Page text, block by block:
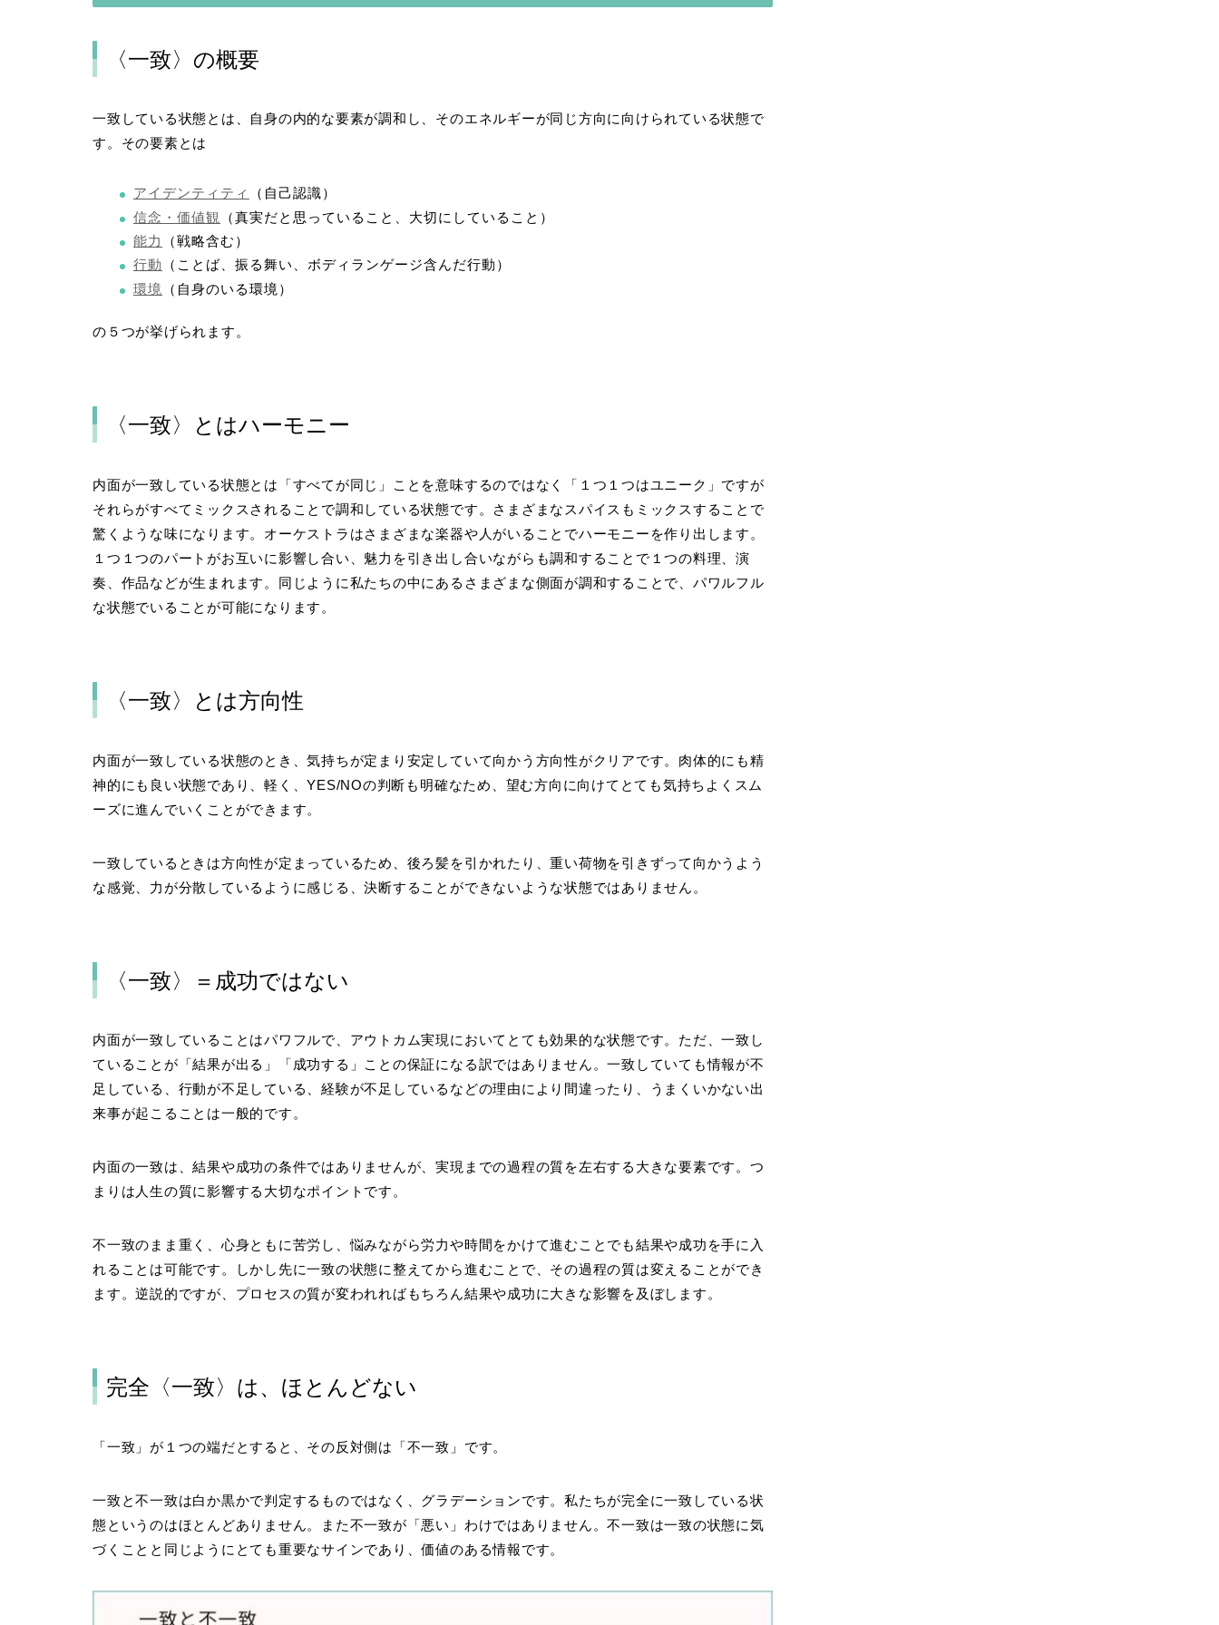
〈一致〉の概要
一致している状態とは、自身の内的な要素が調和し、そのエネルギーが同じ方向に向けられている状態で
す。その要素とは
アイデンティティ
（自己認識）
信念・価値観
（真実だと思っていること、大切にしていること）
能力
（戦略含む）
行動
（ことば、振る舞い、ボディランゲージ含んだ行動）
環境
（自身のいる環境）
の５つが挙げられます。
〈一致〉とはハーモニー
内面が一致している状態とは「すべてが同じ」ことを意味するのではなく「１つ１つはユニーク」ですが
それらがすべてミックスされることで調和している状態です。さまざまなスパイスもミックスすることで
驚くような味になります。オーケストラはさまざまな楽器や人がいることでハーモニーを作り出します。
１つ１つのパートがお互いに影響し合い、魅力を引き出し合いながらも調和することで１つの料理、演
奏、作品などが生まれます。同じように私たちの中にあるさまざまな側面が調和することで、パワルフル
な状態でいることが可能になります。
〈一致〉とは方向性
内面が一致している状態のとき、気持ちが定まり安定していて向かう方向性がクリアです。肉体的にも精
神的にも良い状態であり、軽く、YES/NOの判断も明確なため、望む方向に向けてとても気持ちよくスム
ーズに進んでいくことができます。
一致しているときは方向性が定まっているため、後ろ髪を引かれたり、重い荷物を引きずって向かうよう
な感覚、力が分散しているように感じる、決断することができないような状態ではありません。
〈一致〉＝成功ではない
内面が一致していることはパワフルで、アウトカム実現においてとても効果的な状態です。ただ、一致し
ていることが「結果が出る」「成功する」ことの保証になる訳ではありません。一致していても情報が不
足している、行動が不足している、経験が不足しているなどの理由により間違ったり、うまくいかない出
来事が起こることは一般的です。
内面の一致は、結果や成功の条件ではありませんが、実現までの過程の質を左右する大きな要素です。つ
まりは人生の質に影響する大切なポイントです。
不一致のまま重く、心身ともに苦労し、悩みながら労力や時間をかけて進むことでも結果や成功を手に入
れることは可能です。しかし先に一致の状態に整えてから進むことで、その過程の質は変えることができ
ます。逆説的ですが、プロセスの質が変われればもちろん結果や成功に大きな影響を及ぼします。
完全〈一致〉は、ほとんどない
「一致」が１つの端だとすると、その反対側は「不一致」です。
一致と不一致は白か黒かで判定するものではなく、グラデーションです。私たちが完全に一致している状
態というのはほとんどありません。また不一致が「悪い」わけではありません。不一致は一致の状態に気
づくことと同じようにとても重要なサインであり、価値のある情報です。